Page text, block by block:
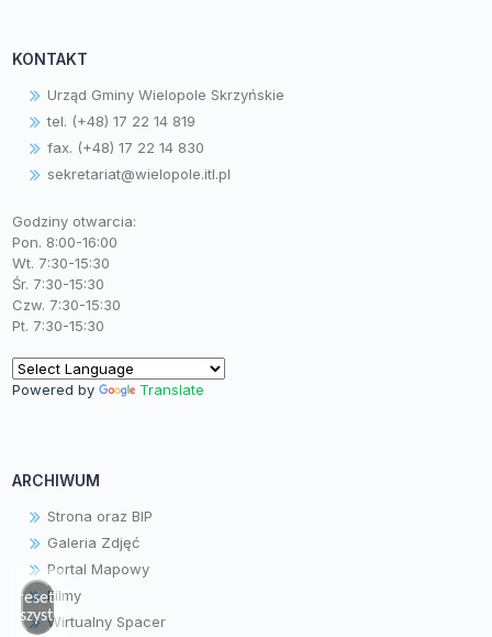
KONTAKT
Urząd Gminy Wielopole Skrzyńskie
tel. (+48) 17 22 14 819
fax. (+48) 17 22 14 830
sekretariat@wielopole.itl.pl
Godziny otwarcia:
Pon. 8:00-16:00
Wt. 7:30-15:30
Śr. 7:30-15:30
Czw. 7:30-15:30
Pt. 7:30-15:30
Powered by Translate
ARCHIWUM
Strona oraz BIP
Galeria Zdjęć
Portal Mapowy
Filmy
Wirtualny Spacer
Zresetuj
wszystko